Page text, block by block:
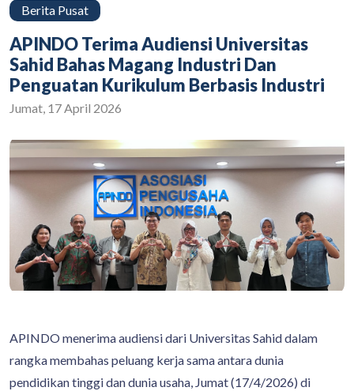
Berita Pusat
APINDO Terima Audiensi Universitas
Sahid Bahas Magang Industri Dan
Penguatan Kurikulum Berbasis Industri
Jumat, 17 April 2026
APINDO menerima audiensi dari Universitas Sahid dalam
rangka membahas peluang kerja sama antara dunia
pendidikan tinggi dan dunia usaha, Jumat (17/4/2026) di